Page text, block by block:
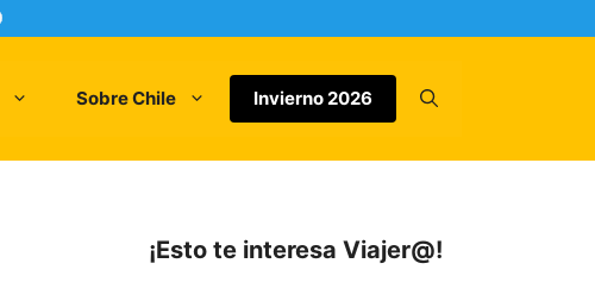
Sobre Chile Invierno 2026
¡Esto te interesa Viajer@!